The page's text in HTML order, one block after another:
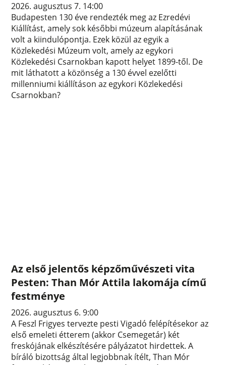
2026. augusztus 7. 14:00
Budapesten 130 éve rendezték meg az Ezredévi
Kiállítást, amely sok későbbi múzeum alapításának
volt a kiindulópontja. Ezek közül az egyik a
Közlekedési Múzeum volt, amely az egykori
Közlekedési Csarnokban kapott helyet 1899-től. De
mit láthatott a közönség a 130 évvel ezelőtti
millenniumi kiállításon az egykori Közlekedési
Csarnokban?
Az első jelentős képzőművészeti vita
Pesten: Than Mór Attila lakomája című
festménye
2026. augusztus 6. 9:00
A Feszl Frigyes tervezte pesti Vigadó felépítésekor az
első emeleti étterem (akkor Csemegetár) két
freskójának elkészítésére pályázatot hirdettek. A
bíráló bizottság által legjobbnak ítélt, Than Mór